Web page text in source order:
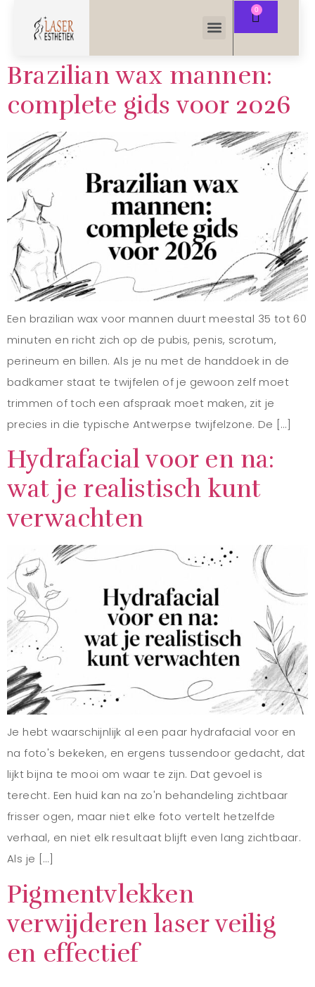
Brazilian wax mannen:
complete gids voor 2026
Een brazilian wax voor mannen duurt meestal 35 tot 60
minuten en richt zich op de pubis, penis, scrotum,
perineum en billen. Als je nu met de handdoek in de
badkamer staat te twijfelen of je gewoon zelf moet
trimmen of toch een afspraak moet maken, zit je
precies in die typische Antwerpse twijfelzone. De […]
Hydrafacial voor en na:
wat je realistisch kunt
verwachten
Je hebt waarschijnlijk al een paar hydrafacial voor en
na foto's bekeken, en ergens tussendoor gedacht, dat
lijkt bijna te mooi om waar te zijn. Dat gevoel is
terecht. Een huid kan na zo'n behandeling zichtbaar
frisser ogen, maar niet elke foto vertelt hetzelfde
verhaal, en niet elk resultaat blijft even lang zichtbaar.
Als je […]
Pigmentvlekken
verwijderen laser veilig
en effectief